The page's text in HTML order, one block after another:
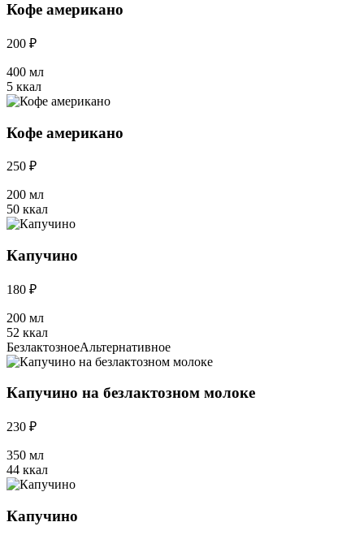
Кофе американо
200 ₽
400 мл
5 ккал
Кофе американо
250 ₽
200 мл
50 ккал
Капучино
180 ₽
200 мл
52 ккал
БезлактозноеАльтернативное
Капучино на безлактозном молоке
230 ₽
350 мл
44 ккал
Капучино